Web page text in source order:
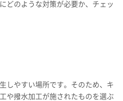
どのような対策が必要か、チェッ
しやすい場所です。そのため、キ
や撥水加工が施されたものを選ぶ